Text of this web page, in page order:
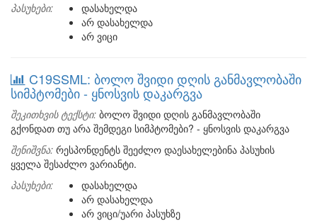
პასუხები:
დასახელდა
არ დასახელდა
არ ვიცი
C19SSML: ბოლო შვიდი დღის განმავლობაში
სიმპტომები - ყნოსვის დაკარგვა
შეკითხვის ტექსტი: ბოლო შვიდი დღის განმავლობაში
გქონდათ თუ არა შემდეგი სიმპტომები? - ყნოსვის დაკარგვა
შენიშვნა: რესპონდენტს შეეძლო დაესახელებინა პასუხის
ყველა შესაძლო ვარიანტი.
პასუხები:
დასახელდა
არ დასახელდა
არ ვიცი/უარი პასუხზე